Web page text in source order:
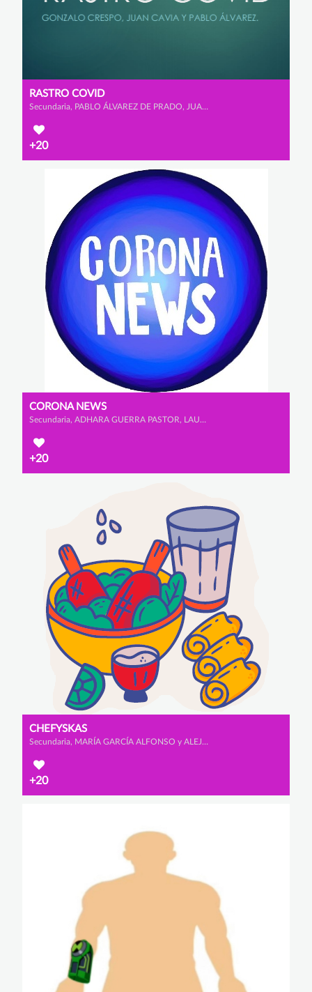
RASTRO COVID
Secundaria, PABLO ÁLVAREZ DE PRADO, JUAN CAVIA BELDA y GONZALO CRESPO RODRÍGUEZ
+20
CORONA NEWS
Secundaria, ADHARA GUERRA PASTOR, LAURA SÁNCHEZ CAPILLA y LAURA FORNOVI GÓMEZ
+20
CHEFYSKAS
Secundaria, MARÍA GARCÍA ALFONSO y ALEJANDRA ZURDO GUTIÉRREZ
+20